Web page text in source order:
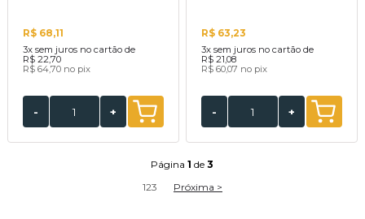
R$ 68,11
3x sem juros no cartão de
R$ 22,70
R$ 64,70 no pix
- +
R$ 63,23
3x sem juros no cartão de
R$ 21,08
R$ 60,07 no pix
- +
Página1 de3
123 Próxima >